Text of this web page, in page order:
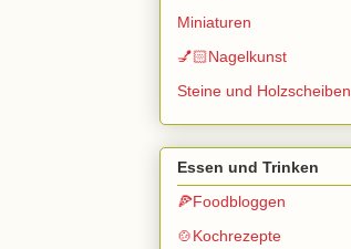
Miniaturen
💅🏻Nagelkunst
Steine und Holzscheiben
Essen und Trinken
🍕Foodbloggen
🍲Kochrezepte